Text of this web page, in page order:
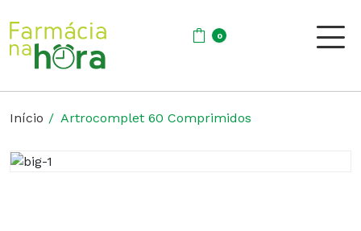
0
Início Artrocomplet 60 Comprimidos